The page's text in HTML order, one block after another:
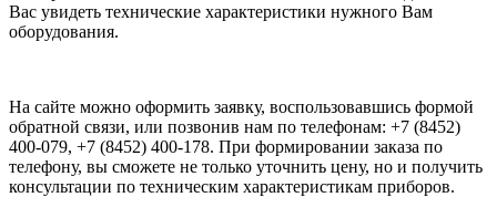
Вас увидеть технические характеристики нужного Вам
оборудования.
На сайте можно оформить заявку, воспользовавшись формой
обратной связи, или позвонив нам по телефонам: +7 (8452)
400-079, +7 (8452) 400-178. При формировании заказа по
телефону, вы сможете не только уточнить цену, но и получить
консультации по техническим характеристикам приборов.